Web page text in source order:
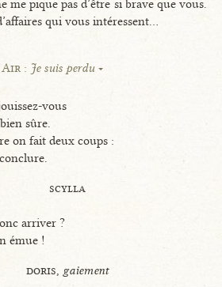
me pique pas d’être si brave que vous.
qui vous intéressent...
Air : Je suis perdu
vous
sûre.
on fait deux coups :
scylla
arriver ?
émue !
doris, gaiement